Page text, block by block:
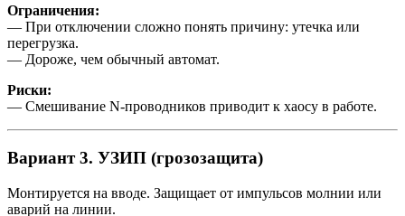
Ограничения:
— При отключении сложно понять причину: утечка или
перегрузка.
— Дороже, чем обычный автомат.
Риски:
— Смешивание N-проводников приводит к хаосу в работе.
Вариант 3. УЗИП (грозозащита)
Монтируется на вводе. Защищает от импульсов молнии или
аварий на линии.